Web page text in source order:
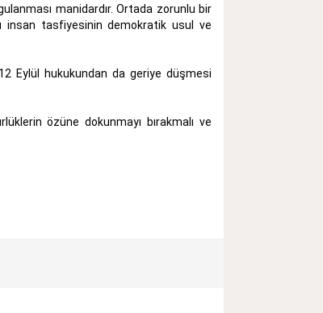
manidardır. Ortada zorunlu bir
insan tasfiyesinin demokratik usul ve
Eylül hukukundan da geriye düşmesi
özüne dokunmayı bırakmalı ve